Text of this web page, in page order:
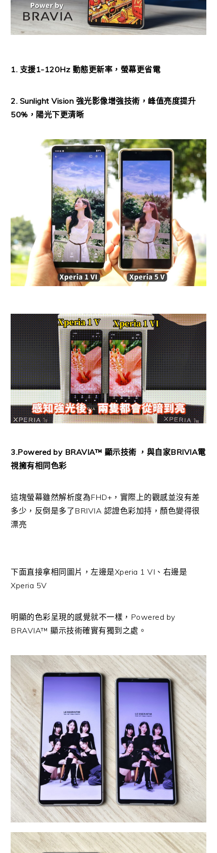
1. 支援1-120Hz 動態更新率，螢幕更省電
2. Sunlight Vision 強光影像增強技術，峰值亮度提升
50%，陽光下更清晰
3.Powered by BRAVIA™ 顯示技術 ，與自家BRIVIA電
視擁有相同色彩
這塊螢幕雖然解析度為FHD+，實際上的觀感並沒有差
多少，反倒是多了BRIVIA 認證色彩加持，顏色變得很
漂亮
下面直接拿相同圖片，左邊是Xperia 1 VI、右邊是
Xperia 5V
明顯的色彩呈現的感覺就不一樣，Powered by
BRAVIA™ 顯示技術確實有獨到之處。